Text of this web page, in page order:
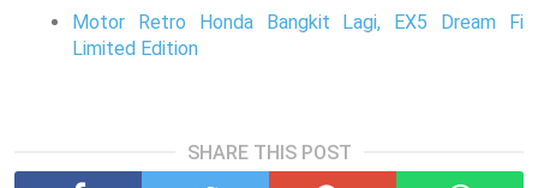
Motor Retro Honda Bangkit Lagi, EX5 Dream Fi
Limited Edition
SHARE THIS POST